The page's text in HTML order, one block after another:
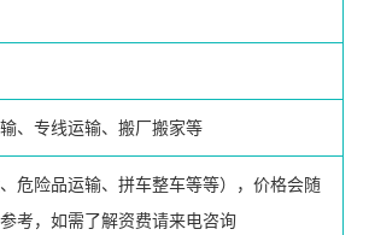
、专线运输、搬厂搬家等
危险品运输、拼车整车等等），价格会随
考，如需了解资费请来电咨询